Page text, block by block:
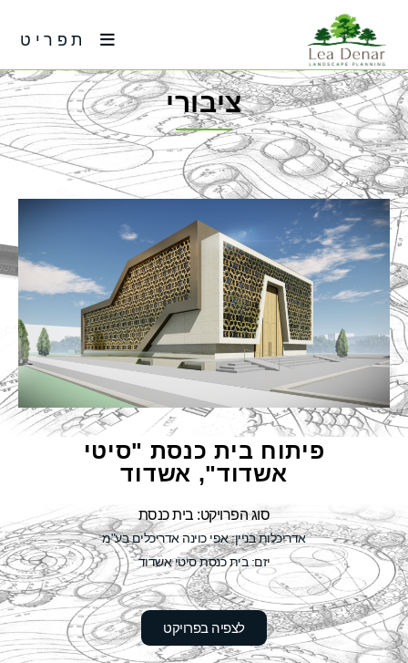
תפריט
ציבורי
פיתוח בית כנסת "סיטי
אשדוד", אשדוד
סוג הפרויקט: בית כנסת
אדריכלות בניין: אפי כוינה אדריכלים בע"מ
יזם: בית כנסת סיטי אשדוד
לצפיה בפרויקט